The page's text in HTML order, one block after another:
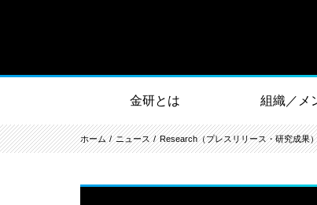
金研とは 組織／メ
ホーム ニュース Research（プレスリリース・研究成果